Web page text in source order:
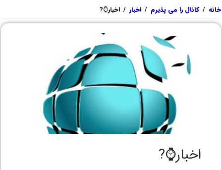
خانه / کانال را می پذیرم / اخبار / اخبار⌚?
اخبار⌚?